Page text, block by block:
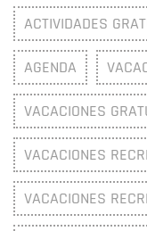
ACTIVIDADES
AGENDA
VACACIONES
VACACIONES
VACACIONES